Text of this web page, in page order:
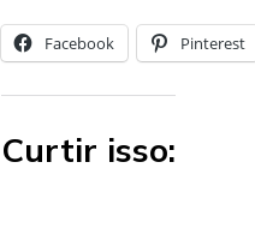
Facebook Pinterest
Curtir isso: